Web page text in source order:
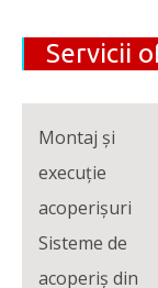
Servicii
Montaj și
execuție
acoperișuri
Sisteme de
acoperiş din